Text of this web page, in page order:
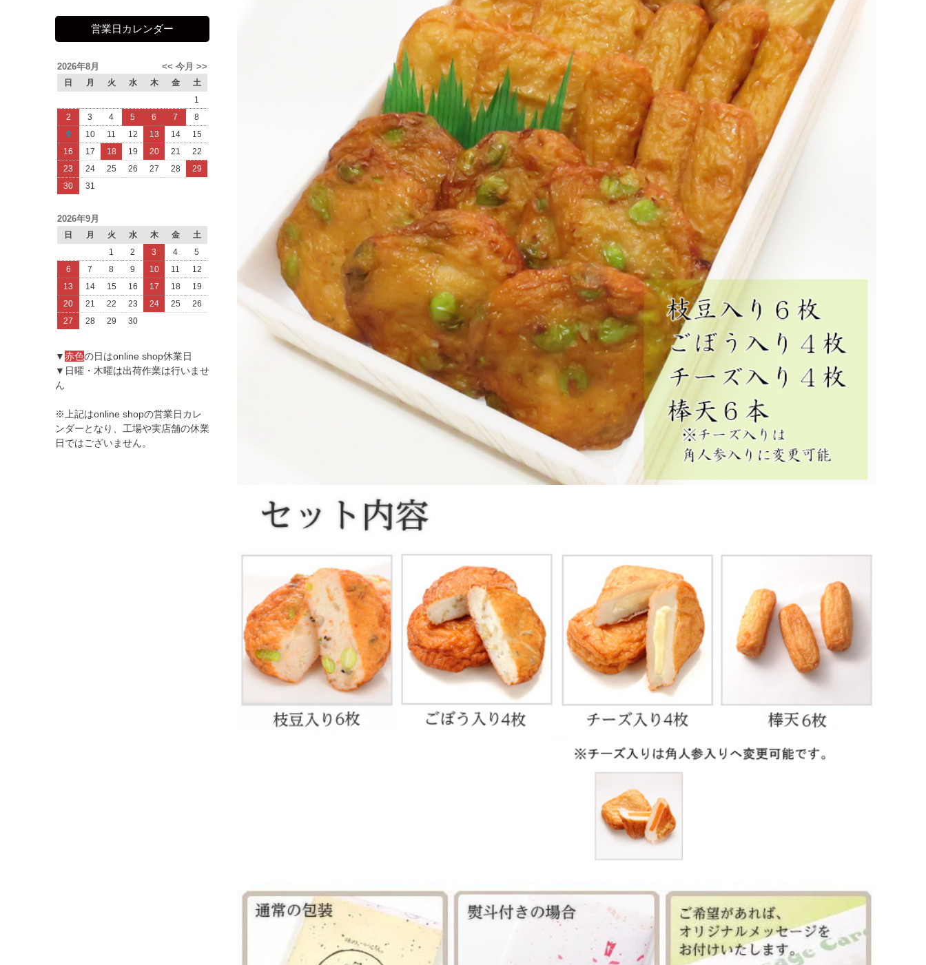
営業日カレンダー
2026年8月 >>
今月
<<
日 月 火 水 木 金
土
1
2
3 4 5 6 7
8
9
10 11 12 13 14
15
16
17 18 19 20 21
22
23
24 25 26 27 28
29
30
31
2026年9月
日 月 火 水 木 金
土
1
2 3 4
5
6
7 8 9 10 11
12
13
14 15 16 17 18
19
20
21 22 23 24 25
26
27
28 29 30
▼赤色の日はonline shop休業日
▼日曜・木曜は出荷作業は行いませ
ん
※上記はonline shopの営業日カレ
ンダーとなり、工場や実店舗の休業
日ではございません。